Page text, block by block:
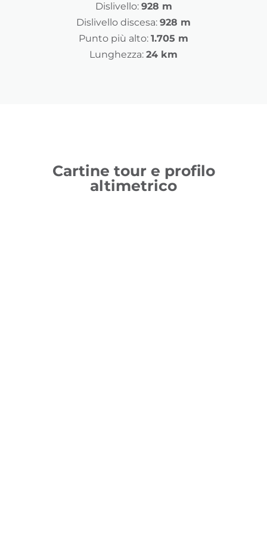
Dislivello: 928 m
Dislivello discesa: 928 m
Punto più alto: 1.705 m
Lunghezza: 24 km
Cartine tour e profilo
altimetrico